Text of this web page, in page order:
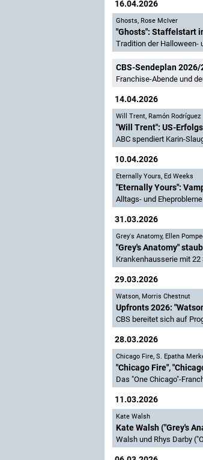
16.04.2026
Ghosts, Rose McIver
"Ghosts": Staffelstart
Tradition der Halloween-
CBS-Sendeplan 2026/
Franchise-Abende und
14.04.2026
Will Trent, Ramón Rodríguez
"Will Trent": US-
ABC spendiert Karin-
10.04.2026
Eternally Yours, Ed Weeks
"Eternally Yours":
Alltags- und
31.03.2026
Grey's Anatomy, Ellen
"Grey's Anatomy"
Krankenhausserie mit
29.03.2026
Watson, Morris Chestnut
Upfronts 2026:
CBS bereitet sich auf
28.03.2026
Chicago Fire, S. Epatha
"Chicago Fire",
Das "One Chicago"-
11.03.2026
Kate Walsh
Kate Walsh ("Grey's
Walsh und Rhys Darby